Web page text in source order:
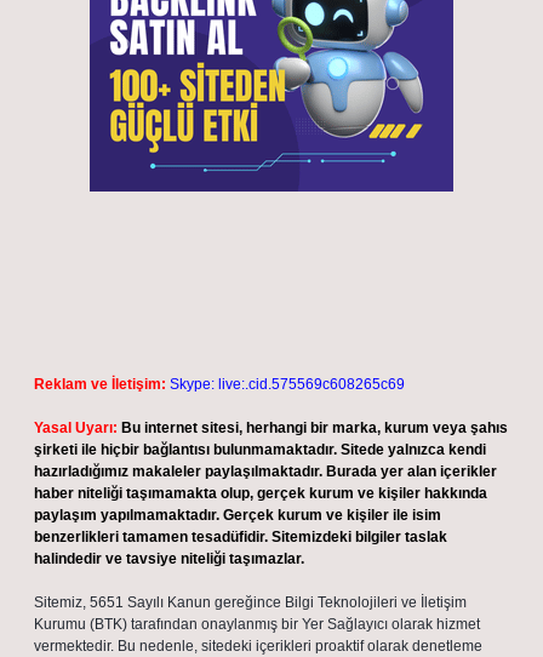
Reklam ve İletişim: Skype: live:.cid.575569c608265c69
Yasal Uyarı: Bu internet sitesi, herhangi bir marka, kurum veya şahıs
şirketi ile hiçbir bağlantısı bulunmamaktadır. Sitede yalnızca kendi
hazırladığımız makaleler paylaşılmaktadır. Burada yer alan içerikler
haber niteliği taşımamakta olup, gerçek kurum ve kişiler hakkında
paylaşım yapılmamaktadır. Gerçek kurum ve kişiler ile isim
benzerlikleri tamamen tesadüfidir. Sitemizdeki bilgiler taslak
halindedir ve tavsiye niteliği taşımazlar.
Sitemiz, 5651 Sayılı Kanun gereğince Bilgi Teknolojileri ve İletişim
Kurumu (BTK) tarafından onaylanmış bir Yer Sağlayıcı olarak hizmet
vermektedir. Bu nedenle, sitedeki içerikleri proaktif olarak denetleme